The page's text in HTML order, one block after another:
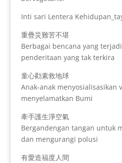
Inti sari Lentera
重疊災難苦不堪
Berbagai bencana yang
penderitaan yang tak terkira
童心勸素救地球
Anak-anak menyosialisasikan
menyelamatkan Bumi
牽手護生淨空氣
Bergandengan tangan untuk
dan mengurangi polusi
有愛造福度人間